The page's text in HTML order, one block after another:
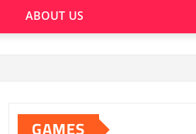
ABOUT US